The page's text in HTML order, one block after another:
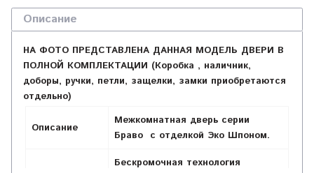
Описание
НА ФОТО ПРЕДСТАВЛЕНА ДАННАЯ МОДЕЛЬ ДВЕРИ В
ПОЛНОЙ КОМПЛЕКТАЦИИ (Коробка , наличник,
доборы, ручки, петли, защелки, замки приобретаются
отдельно)
Описание
Межкомнатная дверь серии
Браво с отделкой Эко Шпоном.
Бескромочная технология